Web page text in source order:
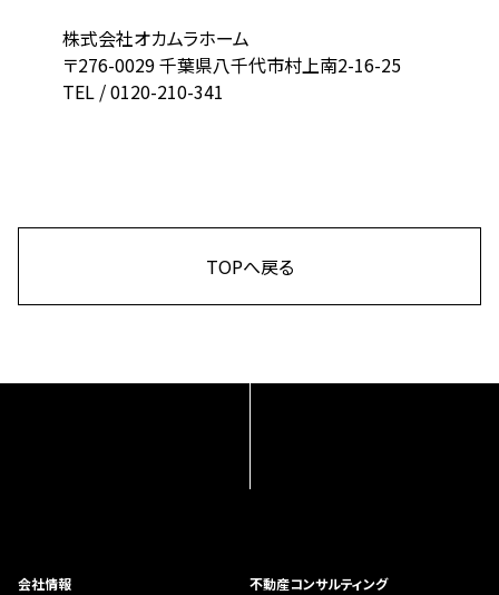
株式会社オカムラホーム
〒276-0029 千葉県八千代市村上南2-16-25
TEL / 0120-210-341
TOPへ戻る
会社情報 不動産コンサルティング